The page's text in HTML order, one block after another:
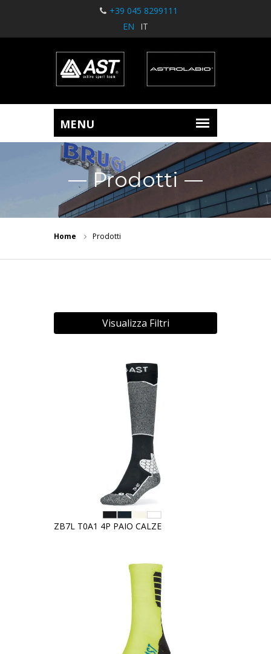
+39 045 8299111
EN
IT
Prodotti
Home Prodotti
Visualizza Filtri
ZB7L T0A1 4P PAIO CALZE